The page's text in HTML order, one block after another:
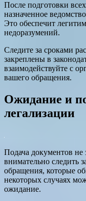
После подготовки
назначенное
Это обеспечит
недоразумений.
Следите за сроками
закреплены в
взаимодействуйте с
вашего обращения.
Ожидание и
легализации
Подача документов не
внимательно следить
обращения, которые
некоторых случаях
ожидание.